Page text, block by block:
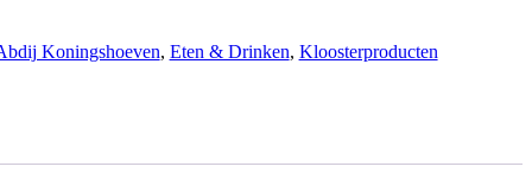
Koningshoeven, Eten & Drinken, Kloosterproducten